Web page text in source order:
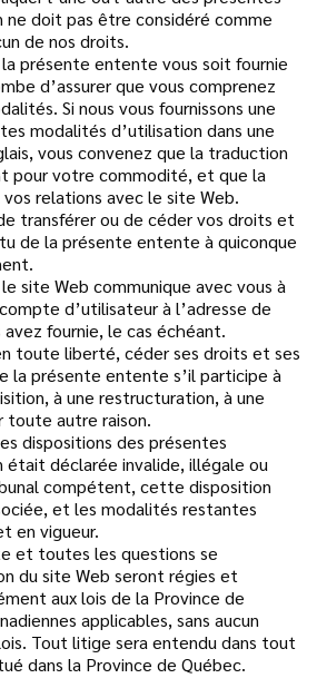
ne doit pas être considéré comme
de nos droits.
présente entente vous soit fournie
d’assurer que vous comprenez
Si nous vous fournissons une
modalités d’utilisation dans une
vous convenez que la traduction
pour votre commodité, et que la
relations avec le site Web.
transférer ou de céder vos droits et
de la présente entente à quiconque
site Web communique avec vous à
d’utilisateur à l’adresse de
fournie, le cas échéant.
toute liberté, céder ses droits et ses
la présente entente s’il participe à
à une restructuration, à une
toute autre raison.
dispositions des présentes
était déclarée invalide, illégale ou
compétent, cette disposition
et les modalités restantes
en vigueur.
et toutes les questions se
du site Web seront régies et
aux lois de la Province de
applicables, sans aucun
Tout litige sera entendu dans tout
dans la Province de Québec.